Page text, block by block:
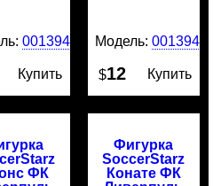
0013946
Купить
Модель: 0013945
$12 Купить
ФК
Фигурка
SoccerStarz
Конате ФК